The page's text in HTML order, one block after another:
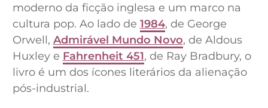
moderno da ficção inglesa e um marco na
cultura pop. Ao lado de 1984, de George
Orwell, Admirável Mundo Novo, de Aldous
Huxley e Fahrenheit 451, de Ray Bradbury, o
livro é um dos ícones literários da alienação
pós-industrial.